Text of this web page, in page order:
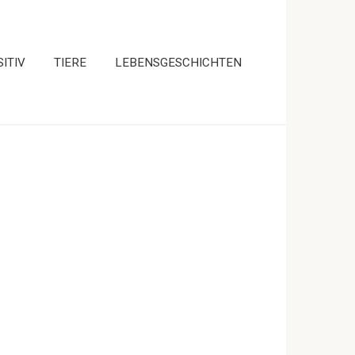
TIERE LEBENSGESCHICHTEN